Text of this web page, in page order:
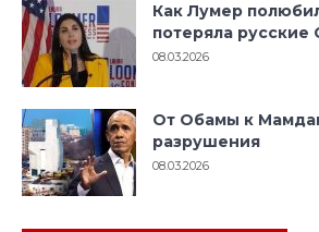
Как Лумер
потеряла русские
08.03.2026
От Обамы к
разрушения
08.03.2026